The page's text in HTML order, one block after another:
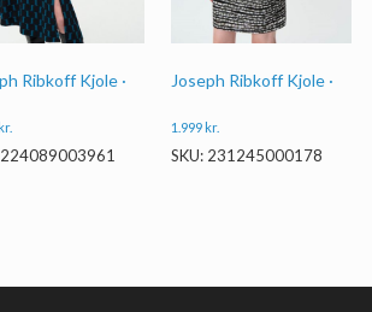
Ribkoff Kjole ·
224089003961
Joseph Ribkoff Kjole ·
1.999kr.
SKU: 231245000178